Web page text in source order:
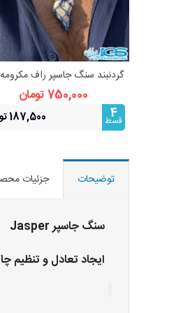
مشاهده بیشتر
گردنبند سنگ جاسپر راف
فری سایز
750,000 تومان
4
قسط 187,500 تومان
توضیحات جزئیات
سنگ جاسپر Jasper
ایجاد تعادل و تنظیم